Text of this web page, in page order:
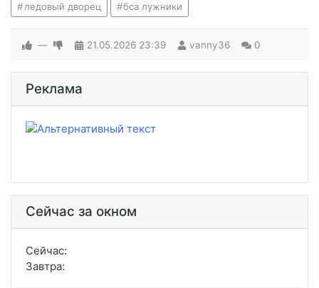
ледовый дворец бса лужники
— 21.05.2026 23:39 vanny36 0
Реклама
Сейчас за окном
Сейчас:
Завтра: